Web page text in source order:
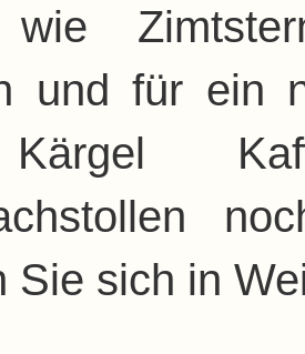
und für ein
Sie sich in